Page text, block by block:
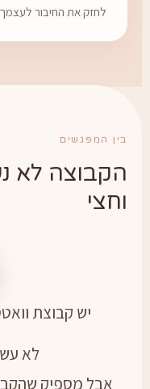
לחזק את החיבור לעצמך -
המפגשים
לא
יש קבוצת
לא
אבל מספיק